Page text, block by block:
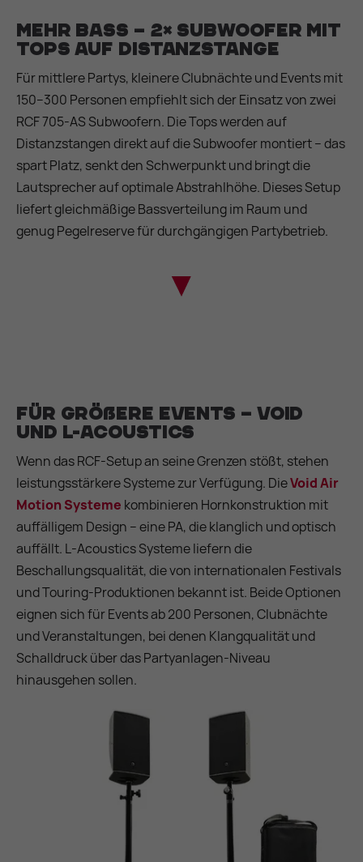
Mehr Bass – 2× Subwoofer mit
Tops auf Distanzstange
Für mittlere Partys, kleinere Clubnächte und Events mit
150–300 Personen empfiehlt sich der Einsatz von zwei
RCF 705-AS Subwoofern. Die Tops werden auf
Distanzstangen direkt auf die Subwoofer montiert – das
spart Platz, senkt den Schwerpunkt und bringt die
Lautsprecher auf optimale Abstrahlhöhe. Dieses Setup
liefert gleichmäßige Bassverteilung im Raum und
genug Pegelreserve für durchgängigen Partybetrieb.
Für größere Events – Void
und L-Acoustics
Wenn das RCF-Setup an seine Grenzen stößt, stehen
leistungsstärkere Systeme zur Verfügung. DieVoid Air
Motion Systeme kombinieren Hornkonstruktion mit
auffälligem Design – eine PA, die klanglich und optisch
auffällt. L-Acoustics Systeme liefern die
Beschallungsqualität, die von internationalen Festivals
und Touring-Produktionen bekannt ist. Beide Optionen
eignen sich für Events ab 200 Personen, Clubnächte
und Veranstaltungen, bei denen Klangqualität und
Schalldruck über das Partyanlagen-Niveau
hinausgehen sollen.